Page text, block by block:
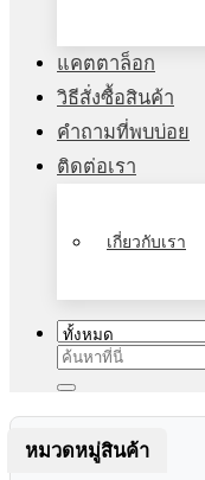
แคตตาล็อก
วิธีสั่งซื้อสินค้า
คำถามที่พบบ่อย
ติดต่อเรา
เกี่ยวกับเรา
ค้นหา:
หมวดหมู่สินค้า